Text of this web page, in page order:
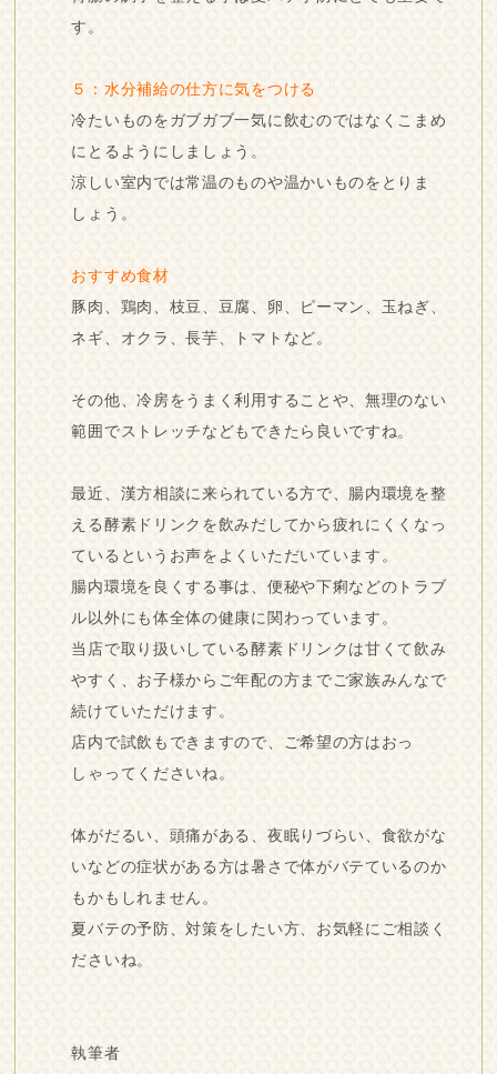
す。
５：水分補給の仕方に気をつける
冷たいものをガブガブ一気に飲むのではなくこまめ
にとるようにしましょう。
涼しい室内では常温のものや温かいものをとりま
しょう。
おすすめ食材
豚肉、鶏肉、枝豆、豆腐、卵、ピーマン、玉ねぎ、
ネギ、オクラ、長芋、トマトなど。
その他、冷房をうまく利用することや、無理のない
範囲でストレッチなどもできたら良いですね。
最近、漢方相談に来られている方で、腸内環境を整
える酵素ドリンクを飲みだしてから疲れにくくなっ
ているというお声をよくいただいています。
腸内環境を良くする事は、便秘や下痢などのトラブ
ル以外にも体全体の健康に関わっています。
当店で取り扱いしている酵素ドリンクは甘くて飲み
やすく、お子様からご年配の方までご家族みんなで
続けていただけます。
店内で試飲もできますので、ご希望の方はおっ
しゃってくださいね。
体がだるい、頭痛がある、夜眠りづらい、食欲がな
いなどの症状がある方は暑さで体がバテているのか
もかもしれません。
夏バテの予防、対策をしたい方、お気軽にご相談く
ださいね。
執筆者